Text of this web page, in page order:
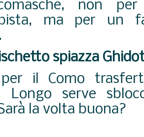
non
ma per un
spiazza
per il Como
Longo serve
la volta buona?